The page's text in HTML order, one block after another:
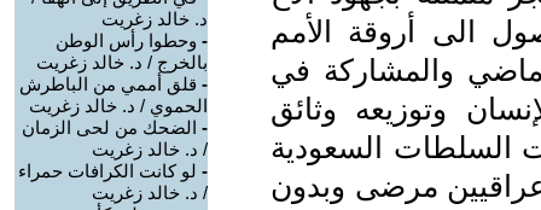
الى أروقة الأمم
والمشاركة في
وتوزيعه وثائق
السلطات السعودية
عراقيين مرضى وبدون
د. خالد زغريت
- وحطوا رأس الوطن
بالخرج / د. خالد زغريت
- قلق أممي من الباطرش
الحموي / د. خالد زغريت
- الضحك من لحى الزمان
/ د. خالد زغريت
- لو كانت الكرافات حمراء
/ د. خالد زغريت